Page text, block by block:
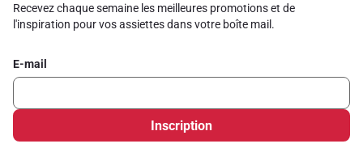
Recevez chaque semaine les meilleures promotions et de
l'inspiration pour vos assiettes dans votre boîte mail.
E-mail
Inscription